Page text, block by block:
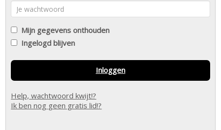
Mijn gegevens onthouden
Ingelogd blijven
Inloggen
Help, wachtwoord kwijt!?
Ik ben nog geen gratis lid!?